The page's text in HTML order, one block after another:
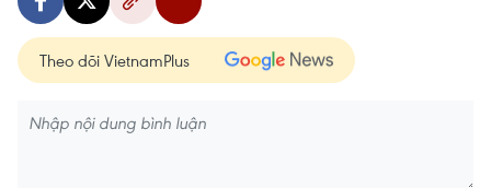
Theo dõi VietnamPlus